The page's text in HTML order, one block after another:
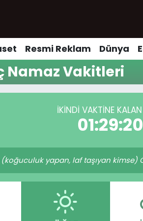
Resmi Reklam Dünya
Namaz Vakitleri
İKINDI VAKTINE KALAN
01:29:20
yapan, laf taşıyan kimse)